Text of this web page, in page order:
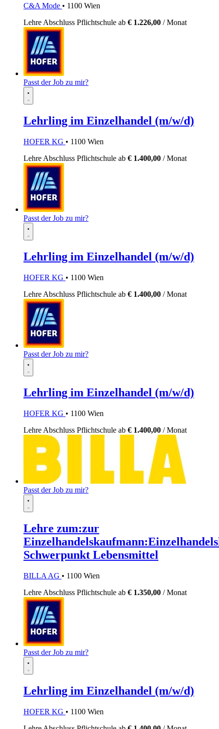
C&A Mode • 1100 Wien
LehreAbschluss Pflichtschule ab € 1.226,00 / Monat
Passt der Job zu mir?
Lehrling im Einzelhandel (m/w/d)
HOFER KG • 1100 Wien
Lehre Abschluss Pflichtschule ab € 1.400,00 / Monat
Passt der Job zu mir?
Lehrling im Einzelhandel (m/w/d)
HOFER KG • 1100 Wien
Lehre Abschluss Pflichtschule ab € 1.400,00 / Monat
Passt der Job zu mir?
Lehrling im Einzelhandel (m/w/d)
HOFER KG • 1100 Wien
Lehre Abschluss Pflichtschule ab € 1.400,00 / Monat
Passt der Job zu mir?
Lehre zum:zur
Schwerpunkt Lebensmittel
BILLA AG • 1100 Wien
Lehre Abschluss Pflichtschule ab € 1.350,00 / Monat
Passt der Job zu mir?
Lehrling im Einzelhandel (m/w/d)
HOFER KG • 1100 Wien